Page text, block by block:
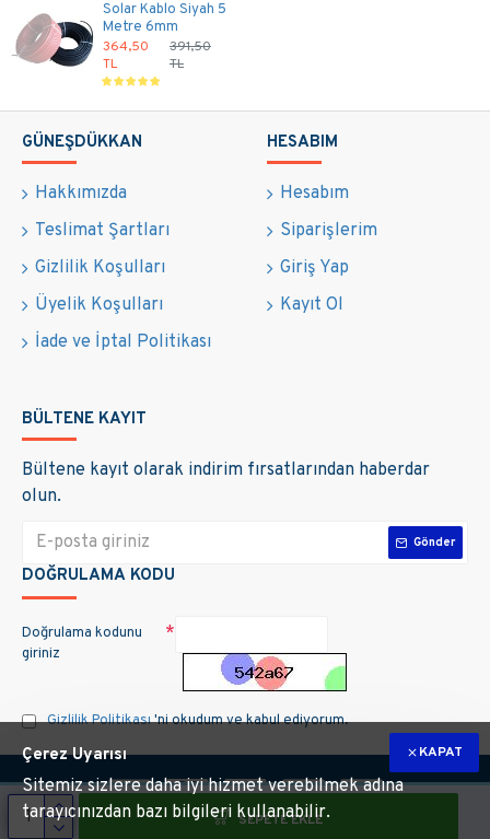
SEPETE EKLE
Solar Kablo Siyah 5
Metre 6mm
364,50
TL
391,50
TL
GÜNEŞDÜKKAN
Hakkımızda
Teslimat Şartları
Gizlilik Koşulları
Üyelik Koşulları
İade ve İptal Politikası
HESABIM
Hesabım
Siparişlerim
Giriş Yap
Kayıt Ol
BÜLTENE KAYIT
Bültene kayıt olarak indirim fırsatlarından haberdar
olun.
Gönder
DOĞRULAMA KODU
Doğrulama kodunu
giriniz
Gizlilik Politikası'ni okudum ve kabul ediyorum.
hakları saklıdır. Site üzerinde kullanılan markalara ait tüm materyallerin telif
KAPAT
Çerez Uyarısı
Sitemiz sizlere daha iyi hizmet verebilmek adına
tarayıcınızdan bazı bilgileri kullanabilir.